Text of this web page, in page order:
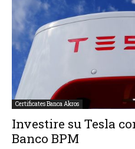
Certificates Banca Akros
Investire su Tesla
Banco BPM